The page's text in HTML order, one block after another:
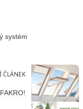
systém
ČLÁNEK